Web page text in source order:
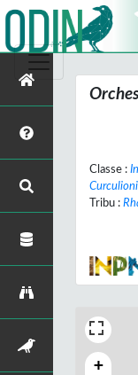
Classe :
Tribu :
+